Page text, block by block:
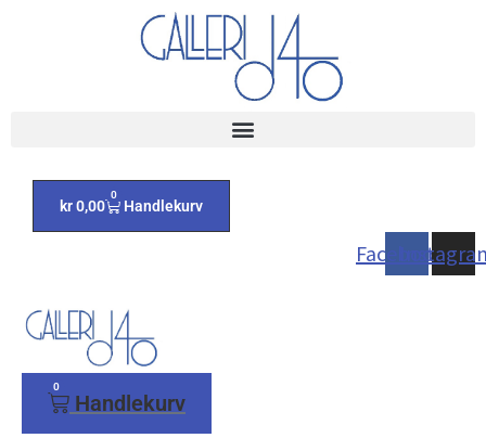
kr0,00
0
Handlekurv
Facebook
0
Handlekurv